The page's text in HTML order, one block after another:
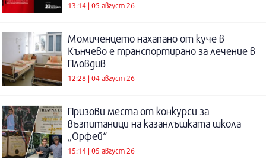
13:14 | 05 август 26
Момиченцето нахапано от куче в
Кънчево е транспортирано за лечение в
Пловдив
12:28 | 04 август 26
Призови места от конкурси за
възпитаници на казанлъшката школа
„Орфей“
15:14 | 05 август 26